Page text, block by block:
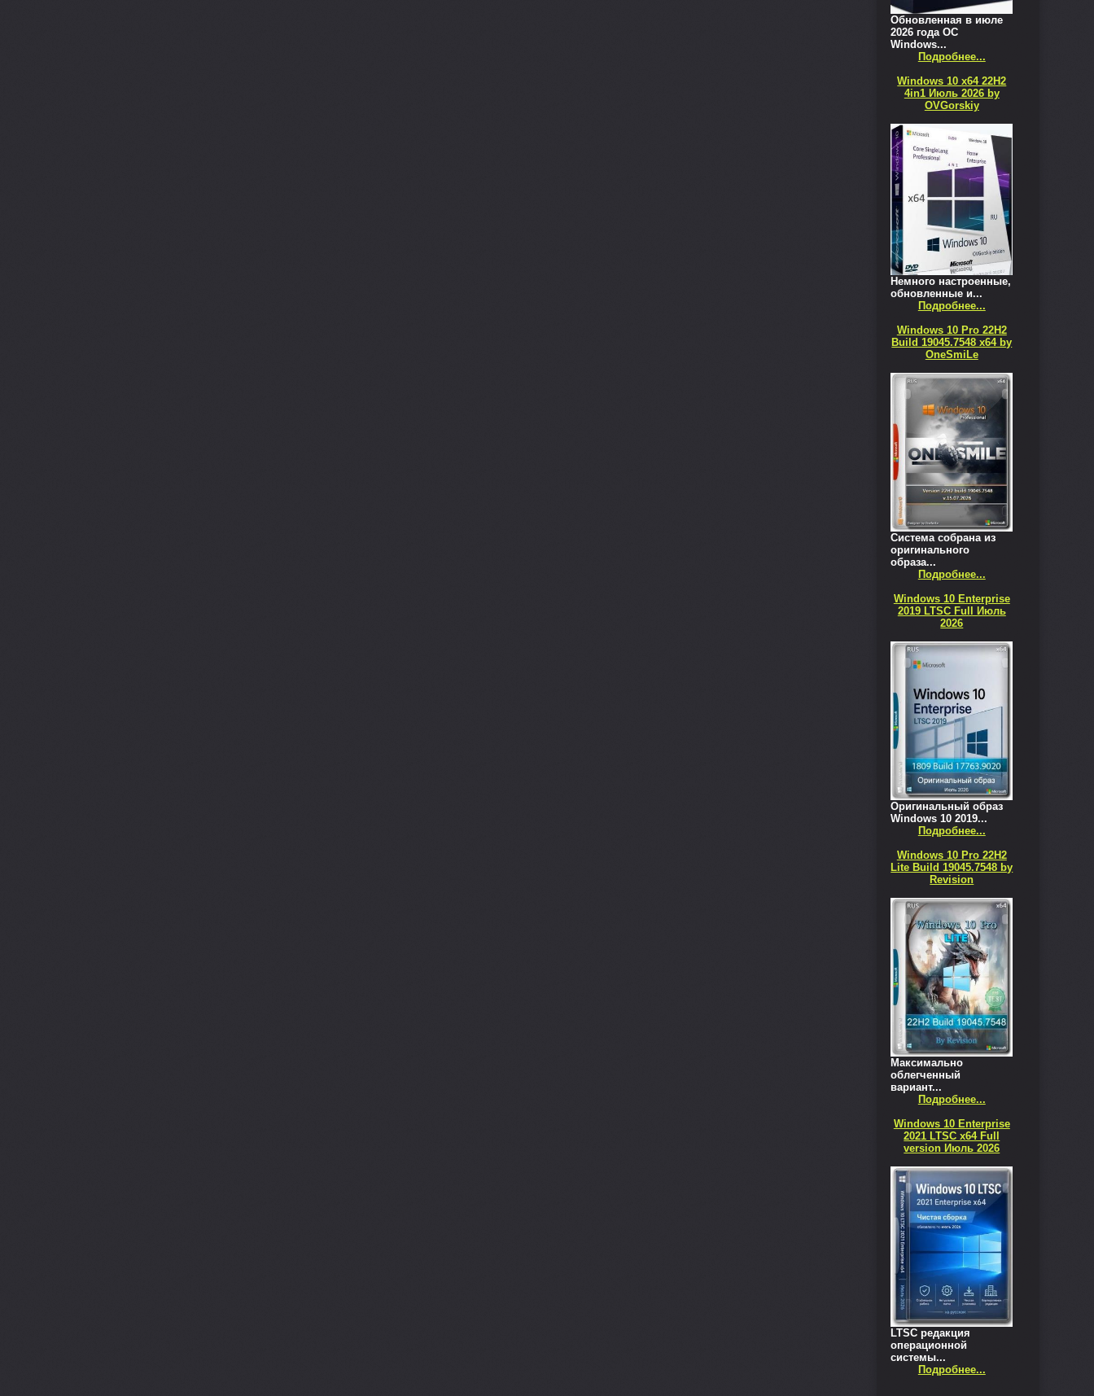
Обновленная в июле
2026 года ОС
Windows...
Подробнее...
Windows 10 x64 22H2
4in1 Июль 2026 by
OVGorskiy
Немного настроенные,
обновленные и...
Подробнее...
Windows 10 Pro 22H2
Build 19045.7548 x64 by
OneSmiLe
Система собрана из
оригинального
образа...
Подробнее...
Windows 10 Enterprise
2019 LTSC Full Июль
2026
Оригинальный образ
Windows 10 2019...
Подробнее...
Windows 10 Pro 22H2
Lite Build 19045.7548 by
Revision
Максимально
облегченный
вариант...
Подробнее...
Windows 10 Enterprise
2021 LTSC x64 Full
version Июль 2026
LTSC редакция
операционной
системы...
Подробнее...